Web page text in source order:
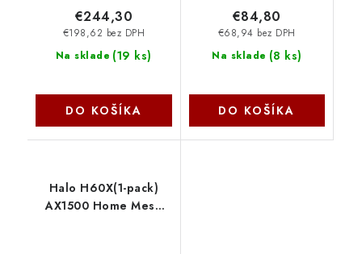
Na sklade (19 ks)
€198,62 bez DPH
€244,30
DO KOŠÍKA
Na sklade (8 ks)
€68,94 bez DPH
€84,80
DO KOŠÍKA
Halo H60X(1-pack)
AX1500 Home Mesh